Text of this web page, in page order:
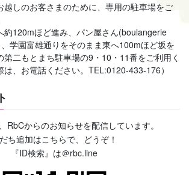
越しのお客さまのために、専用の駐車場をご
約120mほど進み、パン屋さん(boulangerie
学園富雄通りをそのまま東へ100mほど坂を
二もとまち駐車場の9・10・11番をご利用く
、お電話ください。TEL:0120-433-176）
RbCからのお知らせを配信しています。
ち追加はこちらで、どうぞ！
『ID検索』は＠rbc.line